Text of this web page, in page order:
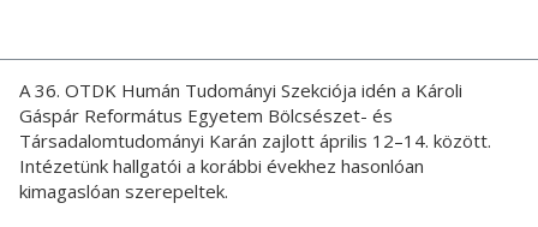
A 36. OTDK Humán Tudományi Szekciója idén a Károli
Gáspár Református Egyetem Bölcsészet- és
Társadalomtudományi Karán zajlott április 12–14. között.
Intézetünk hallgatói a korábbi évekhez hasonlóan
kimagaslóan szerepeltek.